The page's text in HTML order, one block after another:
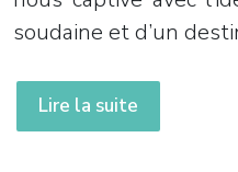
soudaine et d’un
Lire la suite